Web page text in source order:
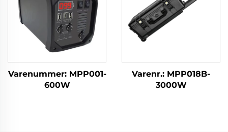
Varenummer: MPP001-
600W
Varenr.: MPP018B-
3000W